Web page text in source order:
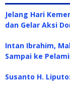
Jelang Hari
dan Gelar Aksi
Intan Ibrahim,
Sampai ke
Susanto H.